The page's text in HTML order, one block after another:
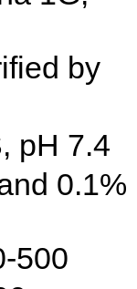
by
pH 7.4
0.1%
500